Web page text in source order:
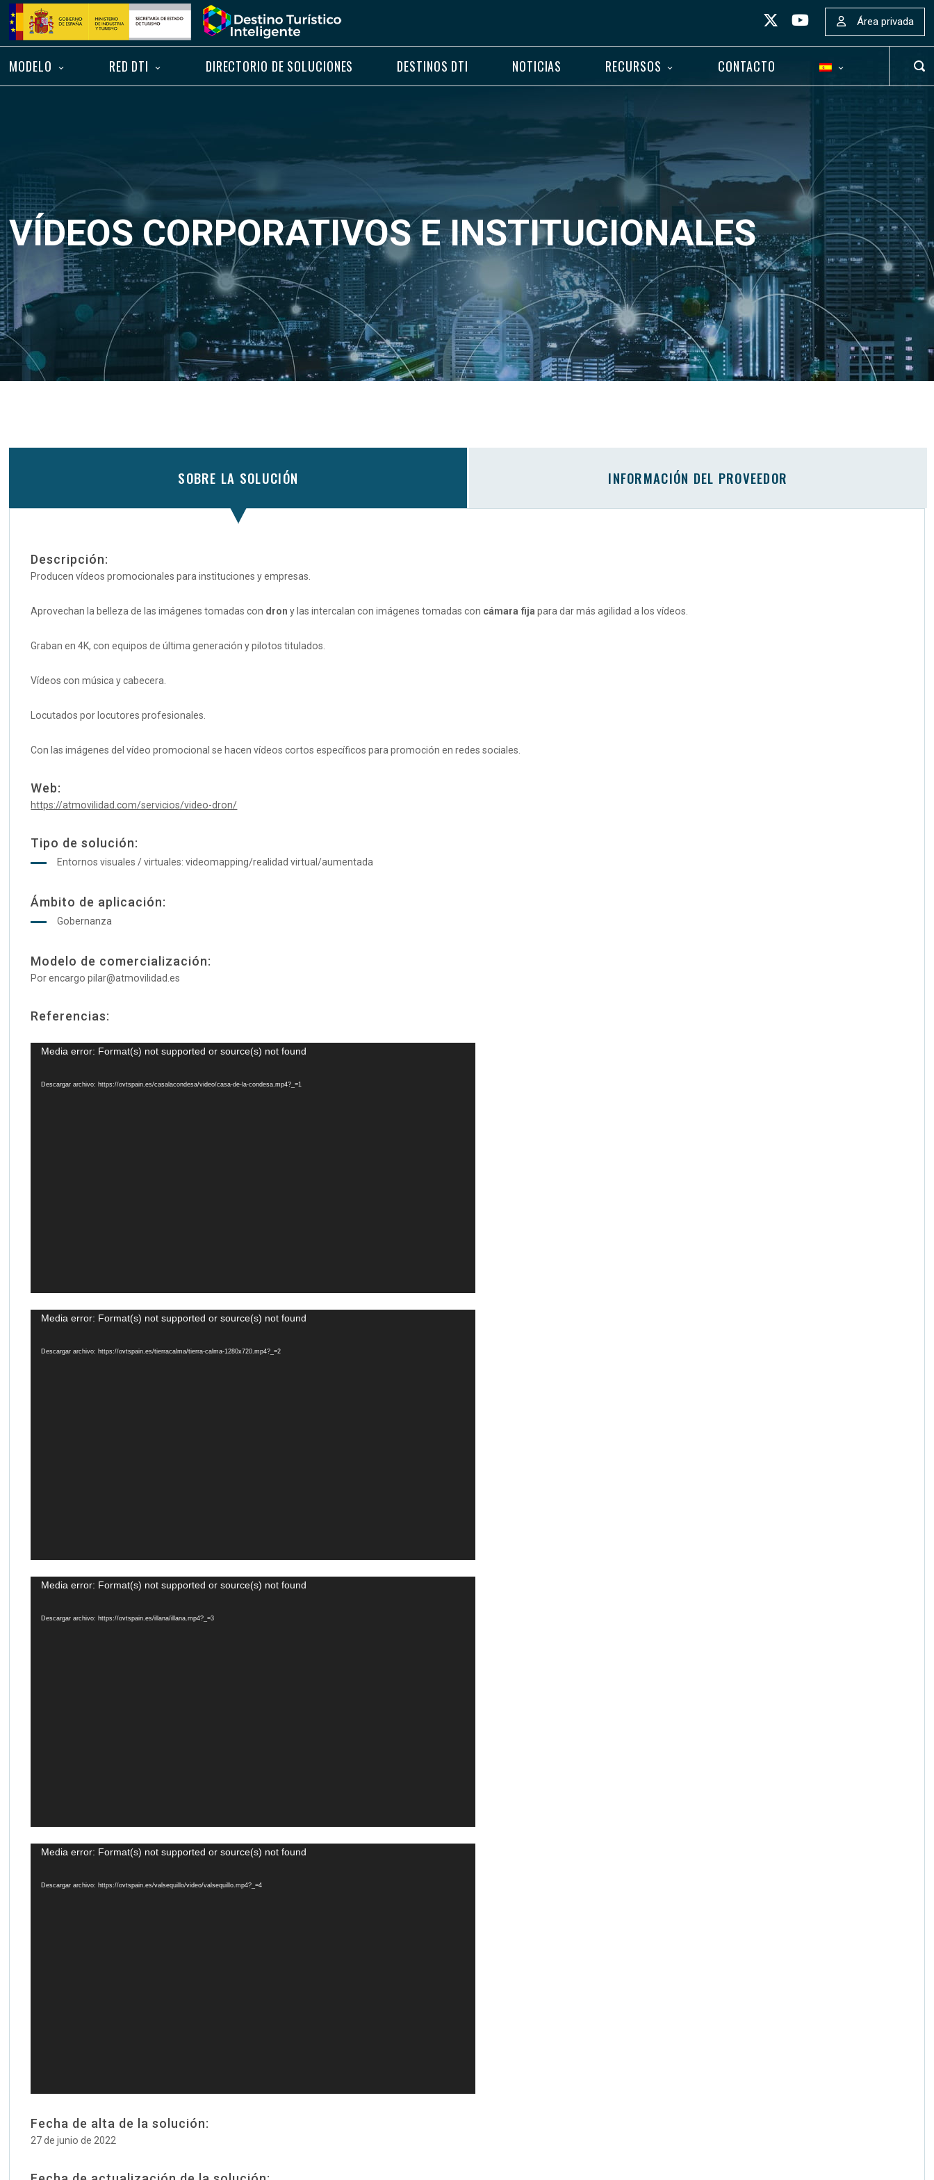
Saltar
contenido
Inicio
Área privada
MODELO RED DTI DIRECTORIO DE SOLUCIONES DESTINOS DTI NOTICIAS RECURSOS CONTACTO
DE
VÍDEOS CORPORATIVOS E INSTITUCIONALES
SOBRE LA SOLUCIÓN INFORMACIÓN DEL PROVEEDOR
Descripción:
Producen vídeos promocionales para instituciones y empresas.
Aprovechan la belleza de las imágenes tomadas con dron y las intercalan con imágenes tomadas con cámara fija para dar más agilidad a los vídeos.
Graban en 4K, con equipos de última generación y pilotos titulados.
Vídeos con música y cabecera.
Locutados por locutores profesionales.
Con las imágenes del vídeo promocional se hacen vídeos cortos específicos para promoción en redes sociales.
Web:
https://atmovilidad.com/servicios/video-dron/
Tipo de solución:
Entornos visuales / virtuales: videomapping/realidad virtual/aumentada
Ámbito de aplicación:
Gobernanza
Modelo de comercialización:
Por encargo pilar@atmovilidad.es
Referencias:
Reproductor
vídeo
Media error: Format(s) not supported or source(s) not found
Descargar archivo: https://ovtspain.es/casalacondesa/video/casa-de-la-condesa.mp4?_=1
Reproductor
vídeo
Media error: Format(s) not supported or source(s) not found
Descargar archivo: https://ovtspain.es/tierracalma/tierra-calma-1280x720.mp4?_=2
Reproductor
vídeo
Media error: Format(s) not supported or source(s) not found
Descargar archivo: https://ovtspain.es/illana/illana.mp4?_=3
Reproductor
vídeo
Media error: Format(s) not supported or source(s) not found
Descargar archivo: https://ovtspain.es/valsequillo/video/valsequillo.mp4?_=4
Fecha de alta de la solución:
27 de junio de 2022